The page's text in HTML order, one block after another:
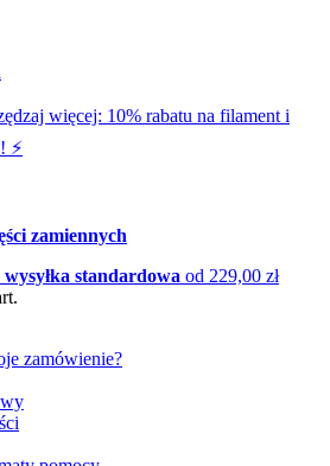
więcej: 10% rabatu na filament i
⚡️
zamiennych
standardowa od 229,00 zł
zamówienie?